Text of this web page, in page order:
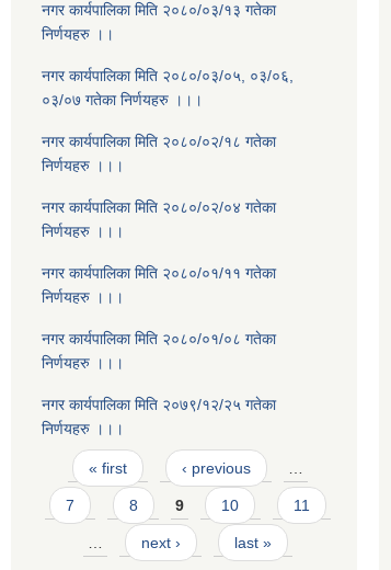
नगर कार्यपालिका मिति २०८०/०३/१३ गतेका
निर्णयहरु ।।
नगर कार्यपालिका मिति २०८०/०३/०५, ०३/०६,
०३/०७ गतेका निर्णयहरु ।।।
नगर कार्यपालिका मिति २०८०/०२/१८ गतेका
निर्णयहरु ।।।
नगर कार्यपालिका मिति २०८०/०२/०४ गतेका
निर्णयहरु ।।।
नगर कार्यपालिका मिति २०८०/०१/११ गतेका
निर्णयहरु ।।।
नगर कार्यपालिका मिति २०८०/०१/०८ गतेका
निर्णयहरु ।।।
नगर कार्यपालिका मिति २०७९/१२/२५ गतेका
निर्णयहरु ।।।
Pages
« first ‹ previous
7 8 9 10 11
next › last »